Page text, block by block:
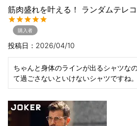
筋肉盛れを叶える！ ランダムテレ
購入者
投稿日 2026/04/10
ちゃんと身体のラインが出るシャツな
て過ごさないといけないシャツですね。